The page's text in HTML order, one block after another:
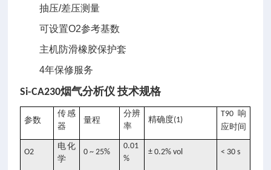
抽压/差压测量
可设置O2参考基数
主机防滑橡胶保护套
4年保修服务
Si-CA230烟气分析仪 技术规格
参数
传感
器
量程
分辨
率
精确度(1)
T90响
应时间
O2
电化
学
0 ~ 25%
0.01
%
± 0.2% vol < 30 s